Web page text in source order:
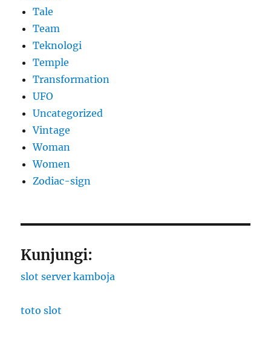
Tale
Team
Teknologi
Temple
Transformation
UFO
Uncategorized
Vintage
Woman
Women
Zodiac-sign
Kunjungi:
slot server kamboja
toto slot